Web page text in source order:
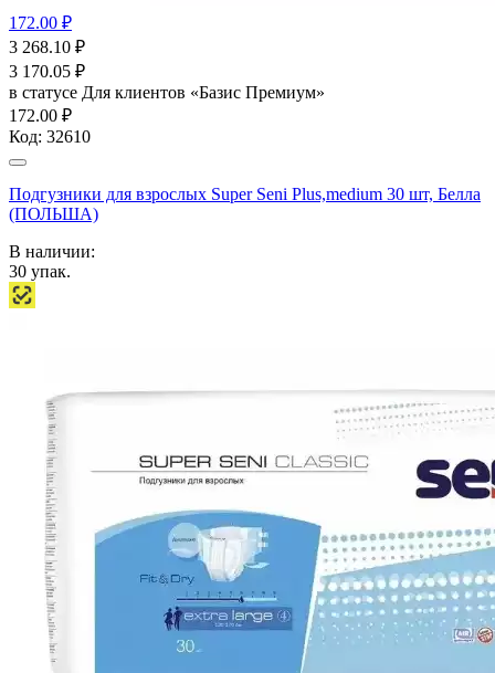
172.00 ₽
3 268.10 ₽
3 170.05 ₽
в статусе Для клиентов «Базис Премиум»
172.00 ₽
Код: 32610
Подгузники для взрослых Super Seni Plus,medium 30 шт, Белла
(ПОЛЬША)
В наличии:
30 упак.